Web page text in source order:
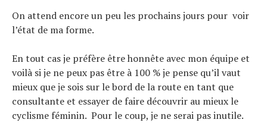
On attend encore un peu les prochains jours pour voir
l’état de ma forme.
En tout cas je préfère être honnête avec mon équipe et
voilà si je ne peux pas être à 100 % je pense qu’il vaut
mieux que je sois sur le bord de la route en tant que
consultante et essayer de faire découvrir au mieux le
cyclisme féminin. Pour le coup, je ne serai pas inutile.